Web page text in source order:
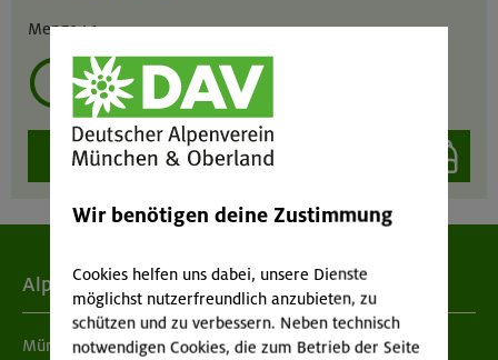
Menge :1
mehrmals ausleihen?
auswählen
Alpenverein
München & Oberland
Wir benötigen deine Zustimmung
Cookies helfen uns dabei, unsere Dienste
möglichst nutzerfreundlich anzubieten, zu
schützen und zu verbessern. Neben technisch
notwendigen Cookies, die zum Betrieb der Seite